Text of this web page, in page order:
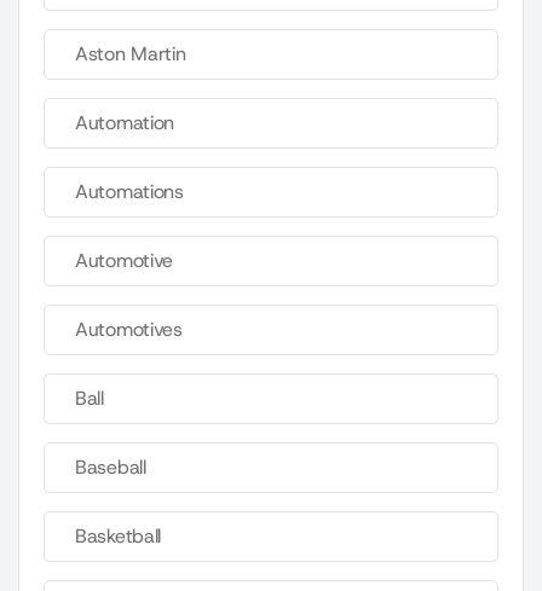
Aston Martin
Automation
Automations
Automotive
Automotives
Ball
Baseball
Basketball